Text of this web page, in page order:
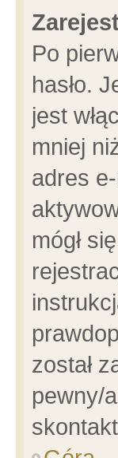
Po
hasło.
jest
mniej
adres
mógł
został
pewny/